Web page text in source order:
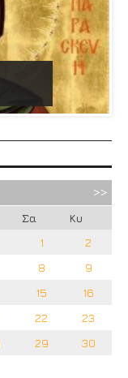
Σα
Κυ
1
2
8
9
15
16
22
23
29
30